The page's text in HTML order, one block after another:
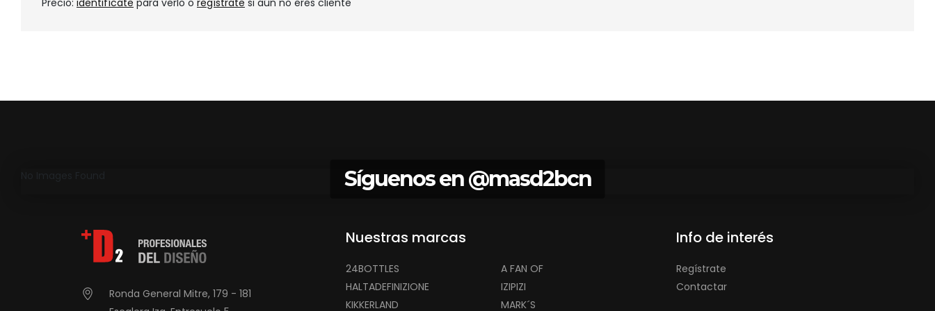
Precio: identifícate para verlo o regístrate si aún no eres cliente
Síguenos en@masd2bcn
Ronda General Mitre, 179 - 181
Nuestras marcas
24BOTTLES
A FAN OF
HALTADEFINIZIONE
IZIPIZI
KIKKERLAND
MARK´S
Info de interés
Regístrate
Contactar